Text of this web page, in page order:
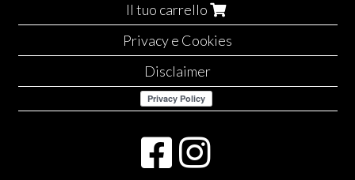
Il tuo carrello
Privacy e Cookies
Disclaimer